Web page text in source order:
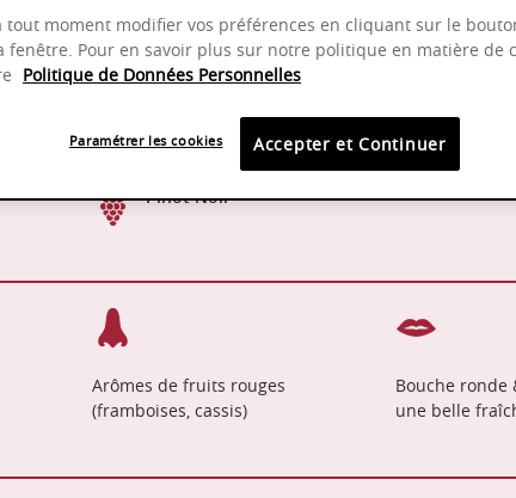
2023 -
Pinot Noir
Arômes de fruits rouges
(framboises, cassis)
Bouche ronde
une belle
tout moment modifier vos préférences en cliquant sur le
fenêtre. Pour en savoir plus sur notre politique en matière de
Politique de Données Personnelles
Accepter et Continuer
Paramétrer les cookies